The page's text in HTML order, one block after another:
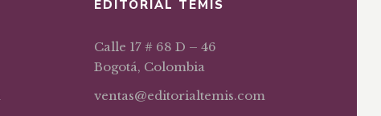
EDITORIAL TEMIS
Calle 17 # 68 D – 46
Bogotá, Colombia
ventas@editorialtemis.com